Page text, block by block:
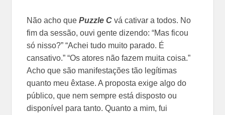
Não acho quePuzzle C vá cativar a todos. No
fim da sessão, ouvi gente dizendo: “Mas ficou
só nisso?” “Achei tudo muito parado. É
cansativo.” “Os atores não fazem muita coisa.”
Acho que são manifestações tão legítimas
quanto meu êxtase. A proposta exige algo do
público, que nem sempre está disposto ou
disponível para tanto. Quanto a mim, fui